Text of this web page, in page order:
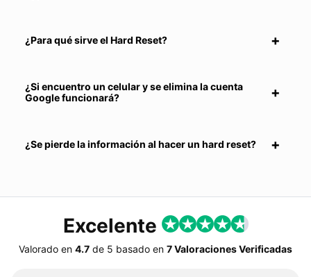
¿Para qué sirve el Hard Reset?
¿Si encuentro un celular y se elimina la cuenta
Google funcionará?
¿Se pierde la información al hacer un hard reset?
Excelente
Valorado en 4.7 de 5 basado en 7 Valoraciones Verificadas